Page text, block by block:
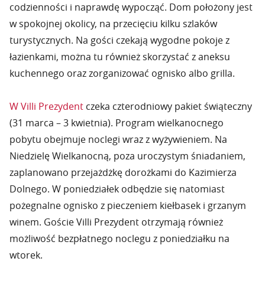
codzienności i naprawdę wypocząć. Dom położony jest
w spokojnej okolicy, na przecięciu kilku szlaków
turystycznych. Na gości czekają wygodne pokoje z
łazienkami, można tu również skorzystać z aneksu
kuchennego oraz zorganizować ognisko albo grilla.
W Villi Prezydent czeka czterodniowy pakiet świąteczny
(31 marca – 3 kwietnia). Program wielkanocnego
pobytu obejmuje noclegi wraz z wyżywieniem. Na
Niedzielę Wielkanocną, poza uroczystym śniadaniem,
zaplanowano przejażdżkę dorożkami do Kazimierza
Dolnego. W poniedziałek odbędzie się natomiast
pożegnalne ognisko z pieczeniem kiełbasek i grzanym
winem. Goście Villi Prezydent otrzymają również
możliwość bezpłatnego noclegu z poniedziałku na
wtorek.